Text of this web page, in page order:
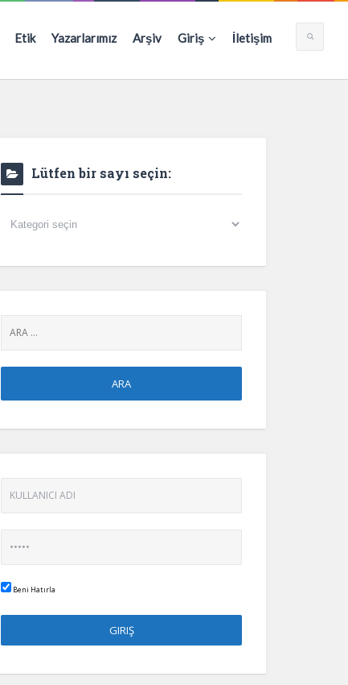
Etik Yazarlarımız Arşiv Giriş İletişim
Lütfen bir sayı seçin:
Lütfen
Beni Hatırla